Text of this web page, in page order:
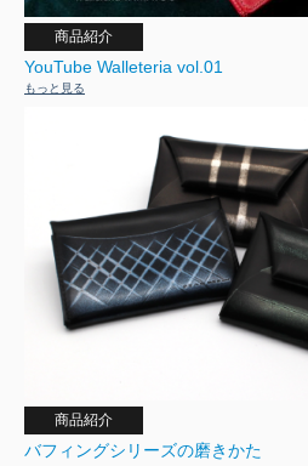
商品紹介
YouTube Walleteria vol.01
もっと見る
商品紹介
バフィングシリーズの磨きかた